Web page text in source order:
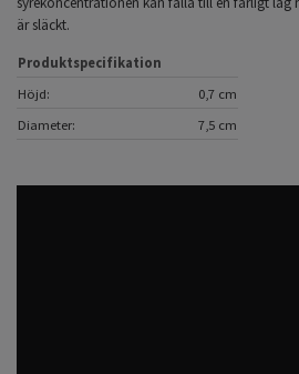
är släckt.
Produktspecifikation
Höjd:
0,7 cm
Diameter:
7,5 cm